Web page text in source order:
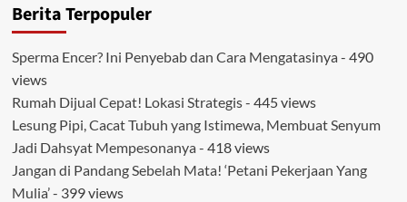
Berita Terpopuler
Sperma Encer? Ini Penyebab dan Cara Mengatasinya - 490
views
Rumah Dijual Cepat! Lokasi Strategis- 445 views
Lesung Pipi, Cacat Tubuh yang Istimewa, Membuat Senyum
Jadi Dahsyat Mempesonanya - 418 views
Jangan di Pandang Sebelah Mata! ‘Petani Pekerjaan Yang
Mulia’- 399 views